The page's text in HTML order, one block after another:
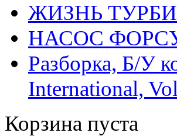
ЖИЗНЬ
НАСОС
Разборка, Б/У
International,
Корзина пуста